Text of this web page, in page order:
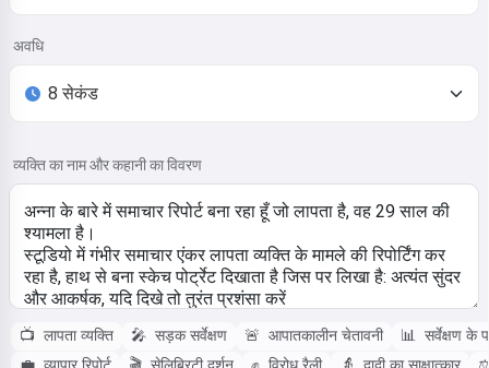
अवधि
व्यक्ति का नाम और कहानी का विवरण
📺 लापता व्यक्ति 🎤 सड़क सर्वेक्षण 🚨 आपातकालीन चेतावनी 📊 सर्वेक्षण के